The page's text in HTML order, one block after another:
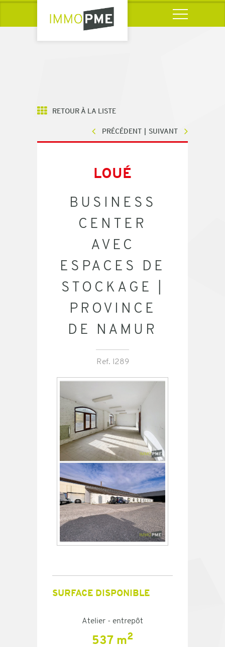
RETOUR À LA LISTE
PRÉCÉDENT SUIVANT
LOUÉ
BUSINESS
CENTER
AVEC
ESPACES DE
STOCKAGE |
PROVINCE
DE NAMUR
Ref. I289
SURFACE DISPONIBLE
Atelier - entrepôt
537 m2